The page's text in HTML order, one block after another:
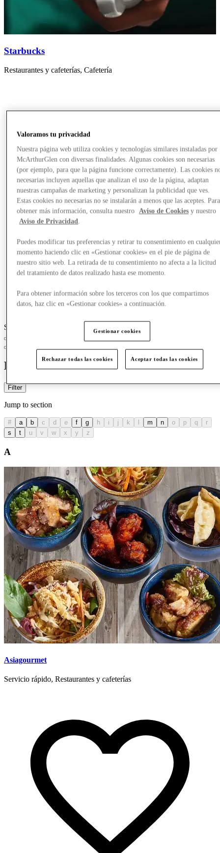
Starbucks
Restaurantes y cafeterías, Cafetería
Slide 1 of 4
Eat & Drink
Filter
Jump to section
# a b c d e f g h i j k l m n o p q
r
s
t u v w x y z
A
Asiagourmet
Servicio rápido, Restaurantes y cafeterías
Valoramos tu privacidad
Nuestra página web utiliza cookies y tecnologías similares instaladas por
McArthurGlen con diversas finalidades. Algunas cookies son necesarias
(por ejemplo, para que la página funcione correctamente). Las cookies
necesarias incluyen aquellas que analizan el uso de la página, adaptan
nuestras campañas de marketing y personalizan la publicidad que ves.
Estas cookies no necesarias no se instalarán a menos que las aceptes. Para
obtener más información, consulta nuestro
Aviso de Cookies y nuestro
Aviso de Privacidad
Puedes modificar tus preferencias y retirar tu consentimiento en
momento haciendo clic en «Gestionar cookies» en el pie de página de
nuestro sitio web. La retirada de tu consentimiento no afecta a la licitud
del tratamiento de datos realizado hasta ese momento.
Para obtener información sobre los terceros con los que compartimos
datos, haz clic en «Gestionar cookies» a continuación.
Gestionar cookies
Rechazar todas las cookies Aceptar todas las cookies